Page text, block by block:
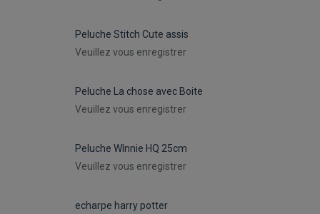
Peluche Stitch Cute assis
Veuillez vous enregistrer
Peluche La chose avec Boite
Veuillez vous enregistrer
Peluche WInnie HQ 25cm
Veuillez vous enregistrer
echarpe harry potter